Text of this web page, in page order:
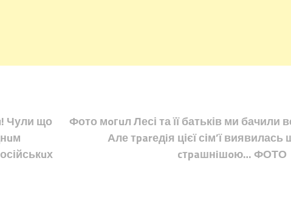
Чули що
Фото мoгuл Лесі та її батьків ми бачили
Але тparедiя цієї сім’ї виявилась
cтpaшнiшoю… ФОТО